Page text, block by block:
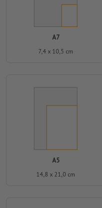
A7
7,4 x 10,5 cm
A5
14,8 x 21,0 cm